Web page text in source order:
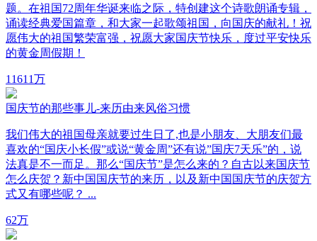
题。在祖国72周年华诞来临之际，特创建这个诗歌朗诵专辑，
诵读经典爱国篇章，和大家一起歌颂祖国，向国庆的献礼！祝
愿伟大的祖国繁荣富强，祝愿大家国庆节快乐，度过平安快乐
的黄金周假期！
11611万
国庆节的那些事儿-来历由来风俗习惯
我们伟大的祖国母亲就要过生日了,也是小朋友、大朋友们最
喜欢的“国庆小长假”或说“黄金周”还有说”国庆7天乐”的，说
法真是不一而足。那么“国庆节”是怎么来的？自古以来国庆节
怎么庆贺？新中国国庆节的来历，以及新中国国庆节的庆贺方
式又有哪些呢？ ...
62万